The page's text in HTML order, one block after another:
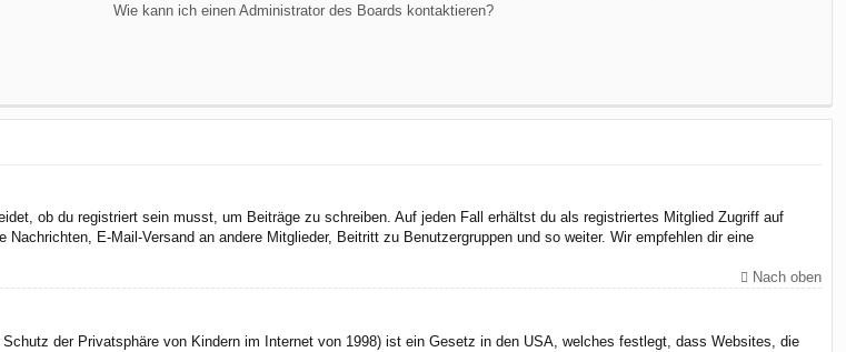
Wie kann ich einen Administrator des Boards kontaktieren?
ob du registriert sein musst, um Beiträge zu schreiben. Auf jeden Fall erhältst du als registriertes Mitglied Zugriff auf
E-Mail-Versand an andere Mitglieder, Beitritt zu Benutzergruppen und so weiter. Wir empfehlen dir eine
Nach oben
der Privatsphäre von Kindern im Internet von 1998) ist ein Gesetz in den USA, welches festlegt, dass Websites, die